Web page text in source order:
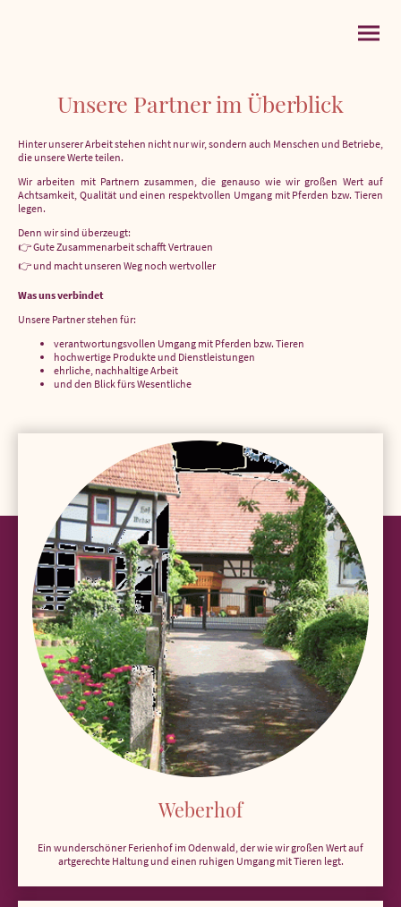
Unsere Partner im Überblick
Hinter unserer Arbeit stehen nicht nur wir, sondern auch Menschen und Betriebe,
die unsere Werte teilen.
Wir arbeiten mit Partnern zusammen, die genauso wie wir großen Wert auf
Achtsamkeit, Qualität und einen respektvollen Umgang mit Pferden bzw. Tieren
legen.
Denn wir sind überzeugt:
👉 Gute Zusammenarbeit schafft Vertrauen
👉 und macht unseren Weg noch wertvoller
Was uns verbindet
Unsere Partner stehen für:
verantwortungsvollen Umgang mit Pferden bzw. Tieren
hochwertige Produkte und Dienstleistungen
ehrliche, nachhaltige Arbeit
und den Blick fürs Wesentliche
Weberhof
Ein wunderschöner Ferienhof im Odenwald, der wie wir großen Wert auf
artgerechte Haltung und einen ruhigen Umgang mit Tieren legt.